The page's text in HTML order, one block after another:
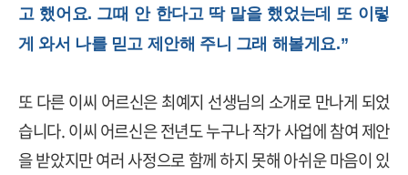
고 했어요. 그때 안 한다고 딱 말을 했었는데 또 이렇
게 와서 나를 믿고 제안해 주니 그래 해볼게요.”
또 다른 이씨 어르신은 최예지 선생님의 소개로 만나게 되었
습니다.이씨 어르신은 전년도 누구나 작가 사업에 참여 제안
을 받았지만 여러 사정으로 함께 하지 못해 아쉬운 마음이 있